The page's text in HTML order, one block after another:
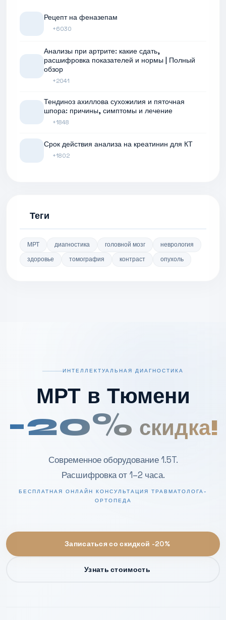
Рецепт на феназепам
+6030
Анализы при артрите: какие сдать,
расшифровка показателей и нормы | Полный
обзор
+2041
Тендиноз ахиллова сухожилия и пяточная
шпора: причины, симптомы и лечение
+1848
Срок действия анализа на креатинин для КТ
+1802
Теги
МРТ диагностика головной мозг
неврология
здоровье
томография контраст опухоль
ИНТЕЛЛЕКТУАЛЬНАЯ ДИАГНОСТИКА
МРТ в Тюмени
-20% скидка!
Современное оборудование 1.5T.
Расшифровка от 1–2 часа.
БЕСПЛАТНАЯ ОНЛАЙН КОНСУЛЬТАЦИЯ ТРАВМАТОЛОГА-
ОРТОПЕДА
Записаться со скидкой -20%
Узнать стоимость